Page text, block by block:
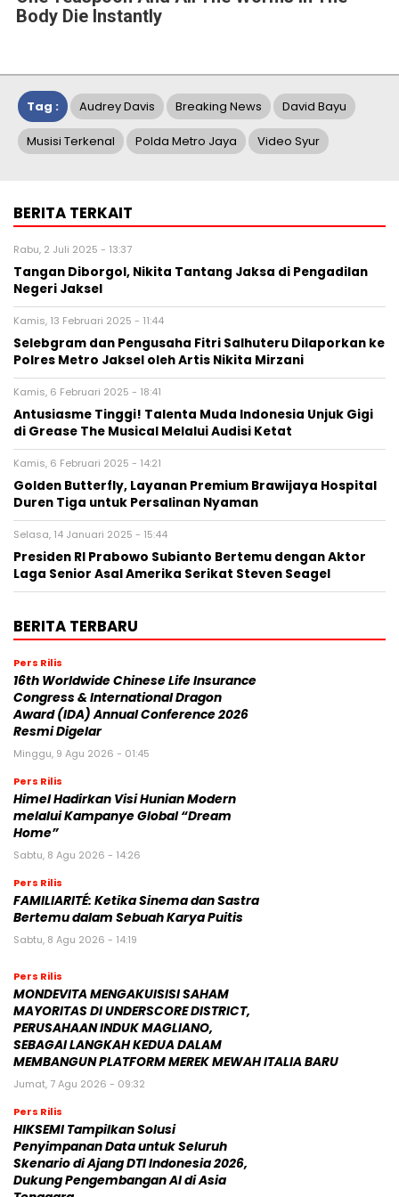
Body Die Instantly
Tag : Audrey Davis Breaking News David Bayu
Musisi Terkenal Polda Metro Jaya Video Syur
BERITA TERKAIT
Rabu, 2 Juli 2025 - 13:37
Tangan Diborgol, Nikita Tantang Jaksa di Pengadilan
Negeri Jaksel
Kamis, 13 Februari 2025 - 11:44
Selebgram dan Pengusaha Fitri Salhuteru Dilaporkan ke
Polres Metro Jaksel oleh Artis Nikita Mirzani
Kamis, 6 Februari 2025 - 18:41
Antusiasme Tinggi! Talenta Muda Indonesia Unjuk Gigi
di Grease The Musical Melalui Audisi Ketat
Kamis, 6 Februari 2025 - 14:21
Golden Butterfly, Layanan Premium Brawijaya Hospital
Duren Tiga untuk Persalinan Nyaman
Selasa, 14 Januari 2025 - 15:44
Presiden RI Prabowo Subianto Bertemu dengan Aktor
Laga Senior Asal Amerika Serikat Steven Seagel
BERITA TERBARU
Pers Rilis
16th Worldwide Chinese Life Insurance
Congress & International Dragon
Award (IDA) Annual Conference 2026
Resmi Digelar
Minggu, 9 Agu 2026 - 01:45
Pers Rilis
Himel Hadirkan Visi Hunian Modern
melalui Kampanye Global “Dream
Home”
Sabtu, 8 Agu 2026 - 14:26
Pers Rilis
FAMILIARITÉ: Ketika Sinema dan Sastra
Bertemu dalam Sebuah Karya Puitis
Sabtu, 8 Agu 2026 - 14:19
Pers Rilis
MONDEVITA MENGAKUISISI SAHAM
MAYORITAS DI UNDERSCORE DISTRICT,
PERUSAHAAN INDUK MAGLIANO,
SEBAGAI LANGKAH KEDUA DALAM
MEMBANGUN PLATFORM MEREK MEWAH ITALIA BARU
Jumat, 7 Agu 2026 - 09:32
Pers Rilis
HIKSEMI Tampilkan Solusi
Penyimpanan Data untuk Seluruh
Skenario di Ajang DTI Indonesia 2026,
Dukung Pengembangan AI di Asia